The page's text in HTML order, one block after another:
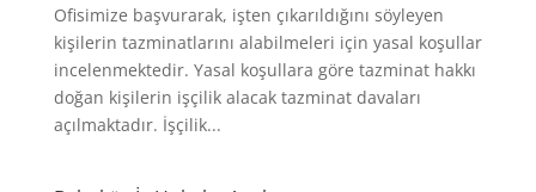
Ofisimize başvurarak, işten çıkarıldığını söyleyen
kişilerin tazminatlarını alabilmeleri için yasal koşullar
incelenmektedir. Yasal koşullara göre tazminat hakkı
doğan kişilerin işçilik alacak tazminat davaları
açılmaktadır. İşçilik...